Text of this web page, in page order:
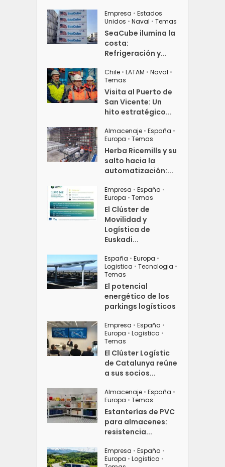
Empresa • Estados
Unidos • Naval • Temas
SeaCube ilumina la
costa:
Refrigeración y...
Chile • LATAM • Naval •
Temas
Visita al Puerto de
San Vicente: Un
hito estratégico...
Almacenaje • España •
Europa • Temas
Herba Ricemills y su
salto hacia la
automatización:...
Empresa • España •
Europa • Temas
El Clúster de
Movilidad y
Logística de
Euskadi...
España • Europa •
Logistica • Tecnologia •
Temas
El potencial
energético de los
parkings logísticos
Empresa • España •
Europa • Logistica •
Temas
El Clúster Logístic
de Catalunya reúne
a sus socios...
Almacenaje • España •
Europa • Temas
Estanterías de PVC
para almacenes:
resistencia...
Empresa • España •
Europa • Logistica •